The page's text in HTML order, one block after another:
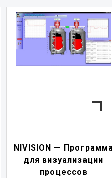
NIVISION —
для визуализации
процессов